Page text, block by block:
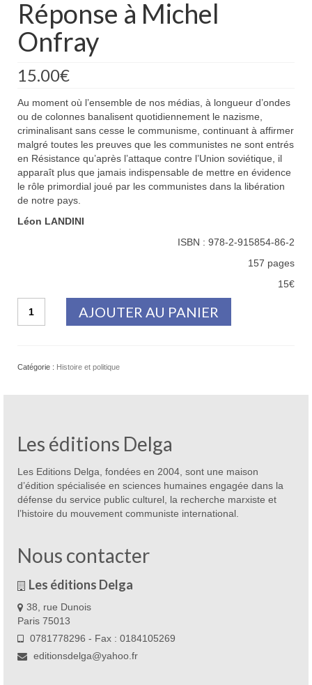
Réponse à Michel
Onfray
15.00€
Au moment où l’ensemble de nos médias, à longueur d’ondes
ou de colonnes banalisent quotidiennement le nazisme,
criminalisant sans cesse le communisme, continuant à affirmer
malgré toutes les preuves que les communistes ne sont entrés
en Résistance qu’après l’attaque contre l’Union soviétique, il
apparaît plus que jamais indispensable de mettre en évidence
le rôle primordial joué par les communistes dans la libération
de notre pays.
Léon LANDINI
ISBN : 978-2-915854-86-2
157 pages
15€
Onfray
AJOUTER AU PANIER
Catégorie : Histoire et politique
Les éditions Delga
Les Editions Delga, fondées en 2004, sont une maison
d’édition spécialisée en sciences humaines engagée dans la
défense du service public culturel, la recherche marxiste et
l’histoire du mouvement communiste international.
Nous contacter
Les éditions Delga
38, rue Dunois
Paris 75013
0781778296 - Fax : 0184105269
editionsdelga@yahoo.fr